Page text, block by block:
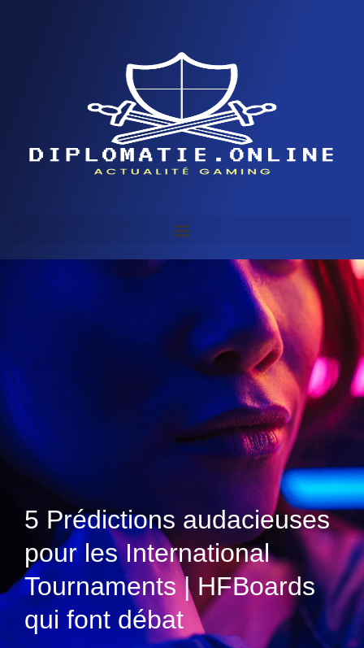
5 Prédictions audacieuses
pour les International
Tournaments | HFBoards
qui font débat